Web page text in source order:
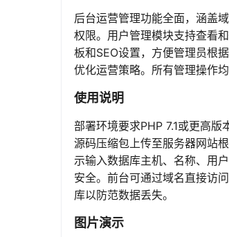
后台运营管理功能全面，涵盖
权限。用户管理模块支持查看
板和SEO设置，方便管理员根
优化运营策略。所有管理操作
使用说明
部署环境要求PHP 7.1或更高
源码压缩包上传至服务器网站
示输入数据库主机、名称、用
安全。前台可通过域名直接访
库以防范数据丢失。
图片演示